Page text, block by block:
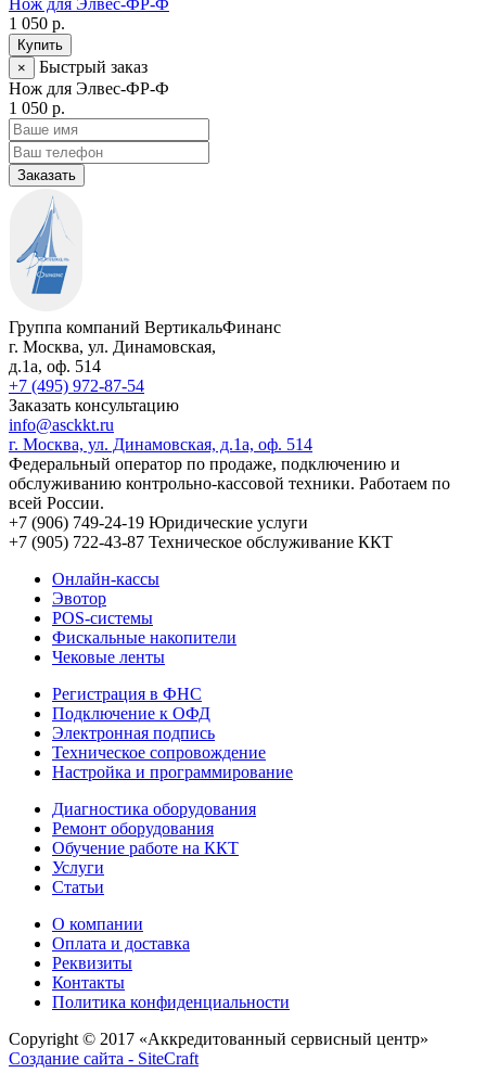
1 050 р.
Купить
×
Быстрый заказ
Нож для Элвес-ФР-Ф
1 050 р.
Заказать
Группа компаний ВертикальФинанс
г. Москва, ул. Динамовская,
д.1а, оф. 514
+7 (495) 972-87-54
Заказать консультацию
info@asckkt.ru
г. Москва, ул. Динамовская, д.1а, оф. 514
Федеральный оператор по продаже, подключению и
обслуживанию контрольно-кассовой техники. Работаем по
всей России.
+7 (906) 749-24-19 Юридические услуги
+7 (905) 722-43-87 Техническое обслуживание ККТ
Онлайн-кассы
Эвотор
POS-системы
Фискальные накопители
Чековые ленты
Регистрация в ФНС
Подключение к ОФД
Электронная подпись
Техническое сопровождение
Настройка и программирование
Диагностика оборудования
Ремонт оборудования
Обучение работе на ККТ
Услуги
Статьи
О компании
Оплата и доставка
Реквизиты
Контакты
Политика конфиденциальности
Copyright © 2017 «Аккредитованный сервисный центр»
Создание сайта - SiteCraft